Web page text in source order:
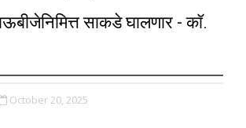
साकडे घालणार - कॉ.
October 20, 2025